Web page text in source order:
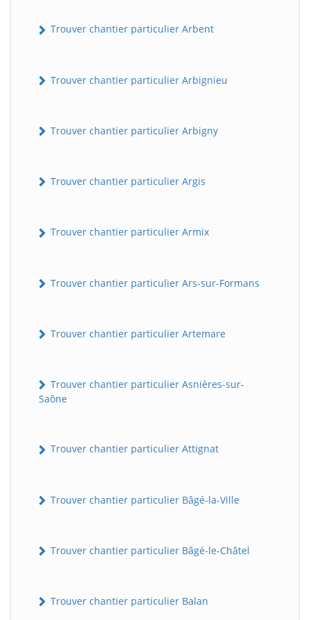
Trouver chantier particulier Arbent
Trouver chantier particulier Arbignieu
Trouver chantier particulier Arbigny
Trouver chantier particulier Argis
Trouver chantier particulier Armix
Trouver chantier particulier Ars-sur-Formans
Trouver chantier particulier Artemare
Trouver chantier particulier Asnières-sur-
Saône
Trouver chantier particulier Attignat
Trouver chantier particulier Bâgé-la-Ville
Trouver chantier particulier Bâgé-le-Châtel
Trouver chantier particulier Balan